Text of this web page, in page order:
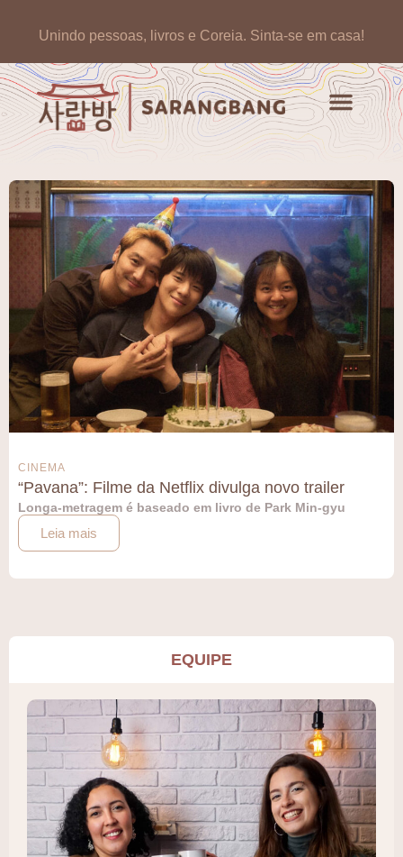
Unindo pessoas, livros e Coreia. Sinta-se em casa!
CINEMA
“Pavana”: Filme da Netflix divulga novo trailer
Longa-metragem é baseado em livro de Park Min-gyu
Leia mais
EQUIPE